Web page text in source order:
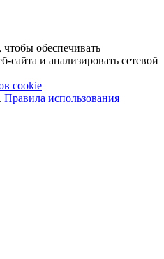
обеспечивать
сайта и анализировать сетевой
cookie
Правила использования